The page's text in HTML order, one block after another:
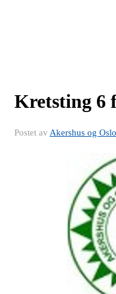
Kretsting 6
Postet av Akershus og